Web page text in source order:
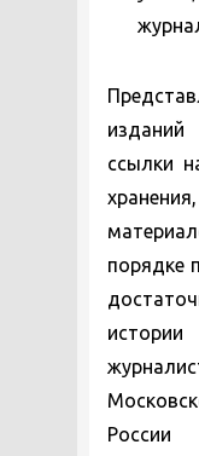
ссылки
порядке